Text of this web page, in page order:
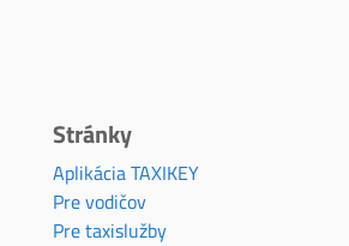
Stránky
Aplikácia TAXIKEY
Pre vodičov
Pre taxislužby